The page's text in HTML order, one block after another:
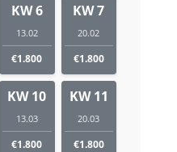
KW 6
13.02
€1.800
KW 7
20.02
€1.800
KW 10
13.03
€1.800
KW 11
20.03
€1.800